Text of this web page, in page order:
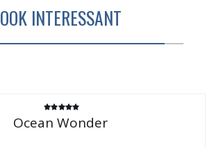
OOK INTERESSANT
4.67
Ocean Wonder